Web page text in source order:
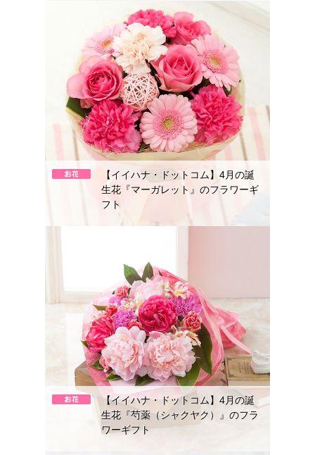
【イイハナ・ドットコム】4月の誕
生花『マーガレット』のフラワーギ
フト
【イイハナ・ドットコム】4月の誕
生花『芍薬（シャクヤク）』のフラ
ワーギフト